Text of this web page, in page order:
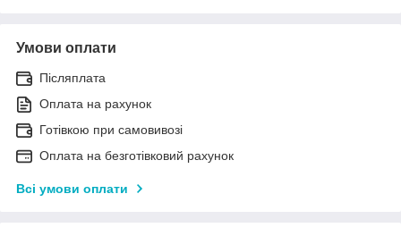
Умови оплати
Післяплата
Оплата на рахунок
Готівкою при самовивозі
Оплата на безготівковий рахунок
Всі умови оплати